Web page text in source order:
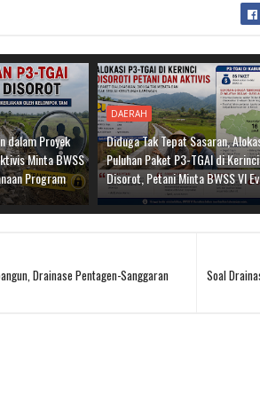
dalam Proyek
Minta BWSS
Program
DAERAH
Diduga Tak Tepat Sasaran,
Puluhan Paket P3-TGAI di Kerinci
Disorot, Petani Minta BWSS VI
Soal
Drainase Pentagen-Sanggaran